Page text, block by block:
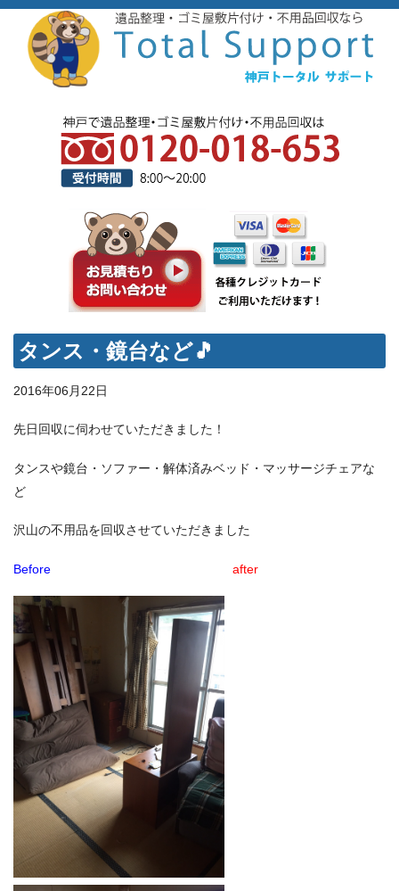
タンス・鏡台など🎵
2016年06月22日
先日回収に伺わせていただきました！
タンスや鏡台・ソファー・解体済みベッド・マッサージチェアな
ど
沢山の不用品を回収させていただきました
Before after